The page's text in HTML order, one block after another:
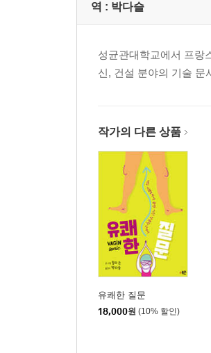
역 : 박다슬
성균관대학교에서 프랑
신, 건설 분야의 기술 문
작가의 다른 상품
유쾌한 질문
18,000원 (10% 할인)